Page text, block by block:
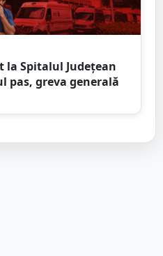
la Spitalul Județean
pas, greva generală